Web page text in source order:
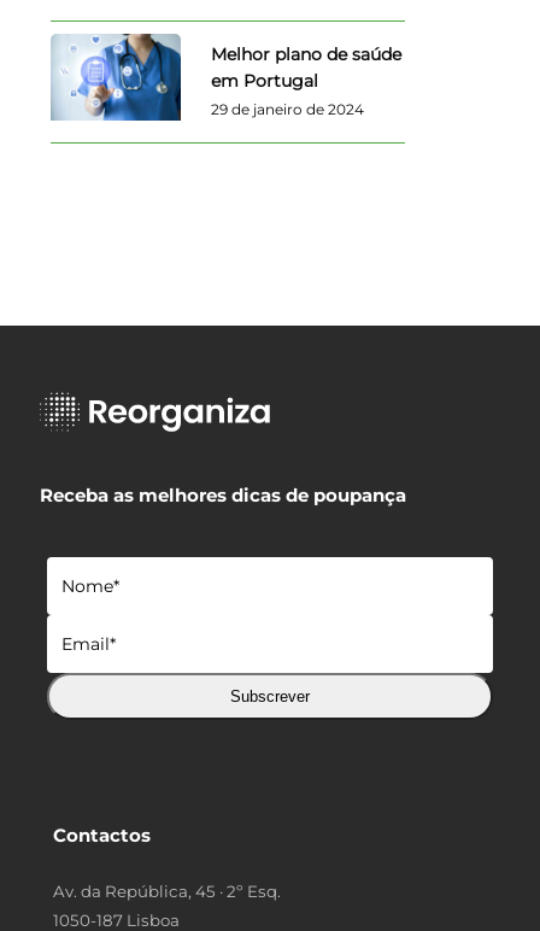
Melhor plano de saúde
em Portugal
29 de janeiro de 2024
Receba as melhores dicas de poupança
Subscrever
Contactos
Av. da República, 45 · 2º Esq.
1050-187 Lisboa